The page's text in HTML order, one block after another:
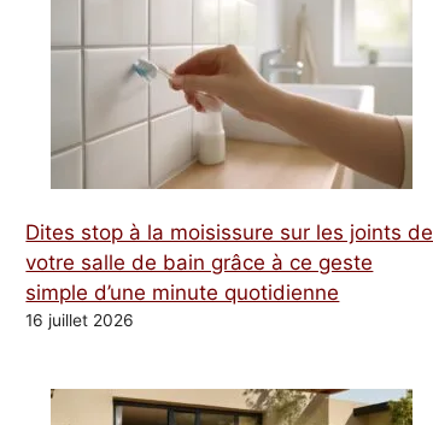
Dites stop à la moisissure sur les joints de
votre salle de bain grâce à ce geste
simple d’une minute quotidienne
16 juillet 2026